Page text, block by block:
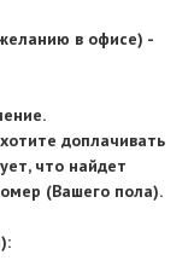
в офисе) -
доплачивать
что найдет
(Вашего пола).